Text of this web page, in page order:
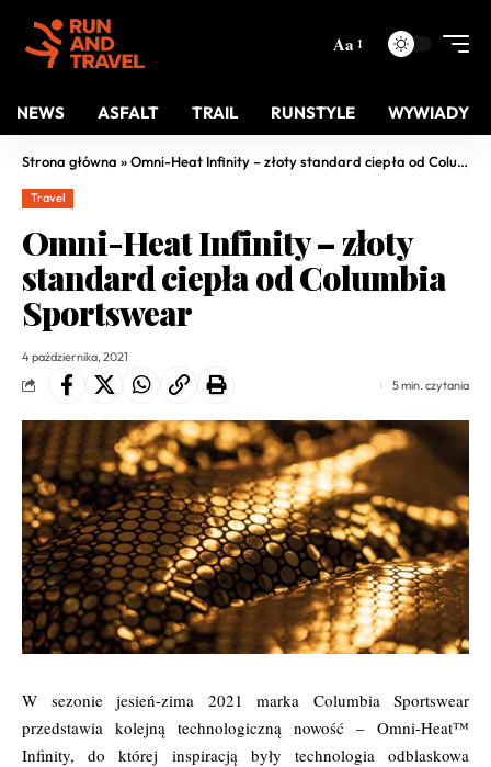
Aa
NEWS ASFALT TRAIL RUNSTYLE WYWIADY
Strona główna »Omni-Heat Infinity – złoty standard ciepła od Columbia Sportswear
Travel
Omni-Heat Infinity – złoty
standard ciepła od Columbia
Sportswear
4 października, 2021
5 min. czytania
W sezonie jesień-zima 2021 marka Columbia Sportswear
przedstawia kolejną technologiczną nowość – Omni-Heat™
Infinity, do której inspiracją były technologia odblaskowa